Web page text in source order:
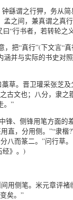
繇谓之行狎，务从
之间，兼真谓之真
“行书者，若转轮之
把“真行”(下文言“
并与实际的书史对
。晋卫瓘采张芝及
文也；八分，隶之
。”
锋、侧锋用笔方面
直，分用侧。”“隶楷
八而篆二。”问行草
经》。)
用侧笔。米元章评褚
矣。”